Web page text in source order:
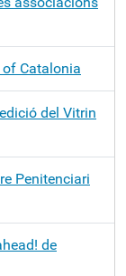
of Catalonia
del Vitrin
Penitenciari
de